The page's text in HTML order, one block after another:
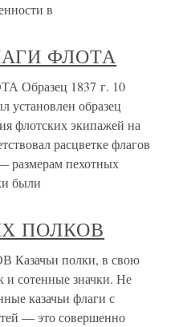
в
ФЛОТА
1837 г. 10
установлен образец
флотских экипажей на
расцветке флагов
размерам пехотных
были
ПОЛКОВ
полки, в свою
и сотенные значки. Не
казачьи флаги с
— это совершенно